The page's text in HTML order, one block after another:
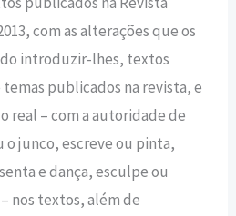
com as alterações que os
introduzir-lhes, textos
publicados na revista, e
real – com a autoridade de
o junco, escreve ou pinta,
e dança, esculpe ou
nos textos, além de